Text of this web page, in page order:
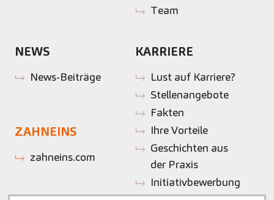
Team
NEWS
News-Beiträge
KARRIERE
Lust auf Karriere?
Stellenangebote
Fakten
Ihre Vorteile
Geschichten aus
der Praxis
Initiativbewerbung
ZAHNEINS
zahneins.com